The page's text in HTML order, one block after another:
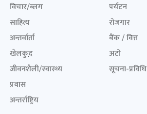
विचार/ब्लग
साहित्य
अन्तर्वार्ता
खेलकुद़़
जीवनशैली/स्वास्थ्य
प्रवास
अन्तर्राष्ट्रिय
पर्यटन
रोजगार
बैंक / वित्त
अटो
सूचना-प्रविधि